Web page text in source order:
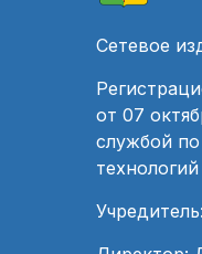
Сетевое
от 07
службой